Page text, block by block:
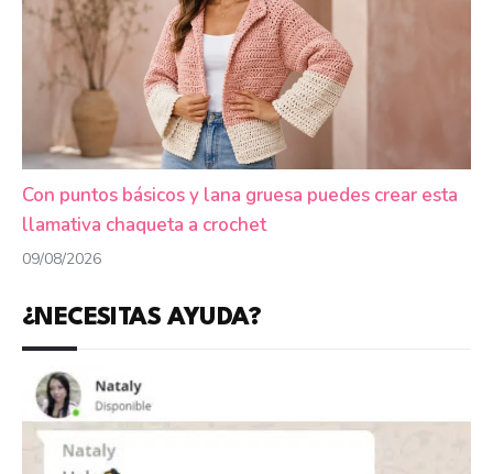
Con puntos básicos y lana gruesa puedes crear esta
llamativa chaqueta a crochet
09/08/2026
¿NECESITAS AYUDA?